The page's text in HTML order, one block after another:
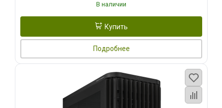
В наличии
Купить
Подробнее